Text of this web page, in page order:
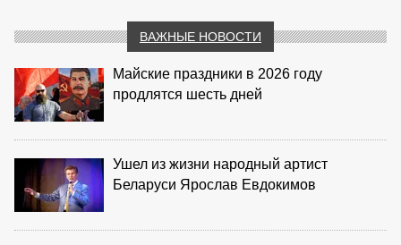
ВАЖНЫЕ НОВОСТИ
Майские праздники в 2026 году
продлятся шесть дней
Ушел из жизни народный артист
Беларуси Ярослав Евдокимов